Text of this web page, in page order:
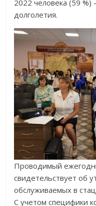
2022 человека (59 %)
долголетия.
Проводимый
свидетельствует об
обслуживаемых в
С учетом специфики